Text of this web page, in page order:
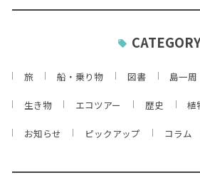
旅 船・乗り物 図書 島一周
生き物 エコツアー 歴史 植
お知らせ ピックアップ コラム